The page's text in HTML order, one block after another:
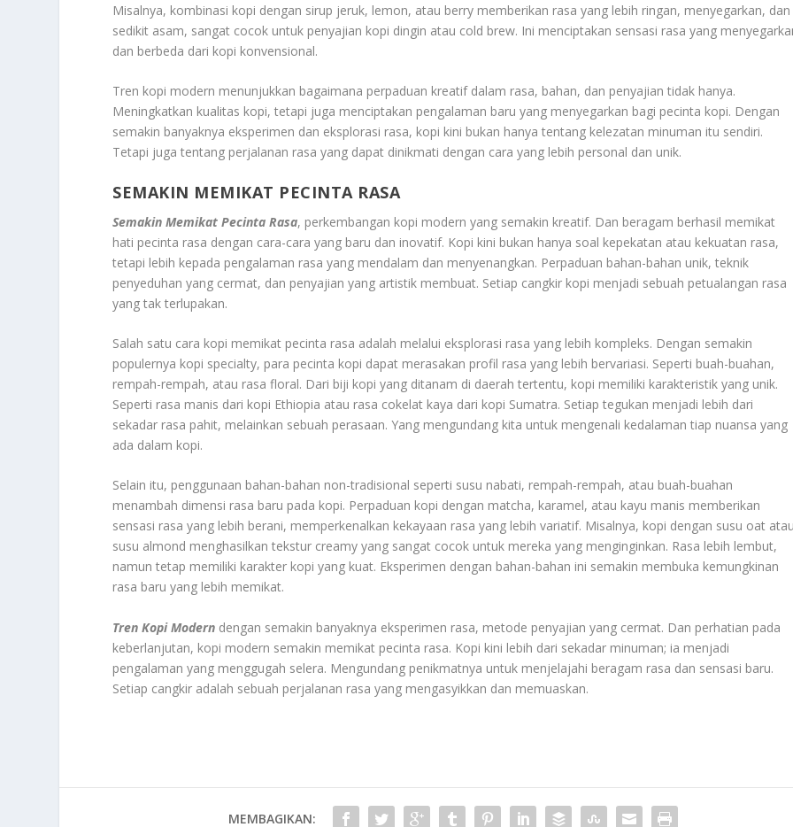
Misalnya, kombinasi kopi dengan sirup jeruk, lemon, atau berry memberikan rasa yang lebih ringan, menyegarkan, dan
sedikit asam, sangat cocok untuk penyajian kopi dingin atau cold brew. Ini menciptakan sensasi rasa yang
dan berbeda dari kopi konvensional.
Tren kopi modern menunjukkan bagaimana perpaduan kreatif dalam rasa, bahan, dan penyajian tidak hanya.
Meningkatkan kualitas kopi, tetapi juga menciptakan pengalaman baru yang menyegarkan bagi pecinta kopi. Dengan
semakin banyaknya eksperimen dan eksplorasi rasa, kopi kini bukan hanya tentang kelezatan minuman itu sendiri.
Tetapi juga tentang perjalanan rasa yang dapat dinikmati dengan cara yang lebih personal dan unik.
SEMAKIN MEMIKAT PECINTA RASA
Semakin Memikat Pecinta Rasa, perkembangan kopi modern yang semakin kreatif. Dan beragam berhasil memikat
hati pecinta rasa dengan cara-cara yang baru dan inovatif. Kopi kini bukan hanya soal kepekatan atau kekuatan rasa,
tetapi lebih kepada pengalaman rasa yang mendalam dan menyenangkan. Perpaduan bahan-bahan unik, teknik
penyeduhan yang cermat, dan penyajian yang artistik membuat. Setiap cangkir kopi menjadi sebuah petualangan rasa
yang tak terlupakan.
Salah satu cara kopi memikat pecinta rasa adalah melalui eksplorasi rasa yang lebih kompleks. Dengan semakin
populernya kopi specialty, para pecinta kopi dapat merasakan profil rasa yang lebih bervariasi. Seperti buah-buahan,
rempah-rempah, atau rasa floral. Dari biji kopi yang ditanam di daerah tertentu, kopi memiliki karakteristik yang unik.
Seperti rasa manis dari kopi Ethiopia atau rasa cokelat kaya dari kopi Sumatra. Setiap tegukan menjadi lebih dari
sekadar rasa pahit, melainkan sebuah perasaan. Yang mengundang kita untuk mengenali kedalaman tiap nuansa yang
ada dalam kopi.
Selain itu, penggunaan bahan-bahan non-tradisional seperti susu nabati, rempah-rempah, atau buah-buahan
menambah dimensi rasa baru pada kopi. Perpaduan kopi dengan matcha, karamel, atau kayu manis memberikan
sensasi rasa yang lebih berani, memperkenalkan kekayaan rasa yang lebih variatif. Misalnya, kopi dengan susu oat
susu almond menghasilkan tekstur creamy yang sangat cocok untuk mereka yang menginginkan. Rasa lebih lembut,
namun tetap memiliki karakter kopi yang kuat. Eksperimen dengan bahan-bahan ini semakin membuka kemungkinan
rasa baru yang lebih memikat.
Tren Kopi Modern dengan semakin banyaknya eksperimen rasa, metode penyajian yang cermat. Dan perhatian pada
keberlanjutan, kopi modern semakin memikat pecinta rasa. Kopi kini lebih dari sekadar minuman; ia menjadi
pengalaman yang menggugah selera. Mengundang penikmatnya untuk menjelajahi beragam rasa dan sensasi baru.
Setiap cangkir adalah sebuah perjalanan rasa yang mengasyikkan dan memuaskan.
MEMBAGIKAN: